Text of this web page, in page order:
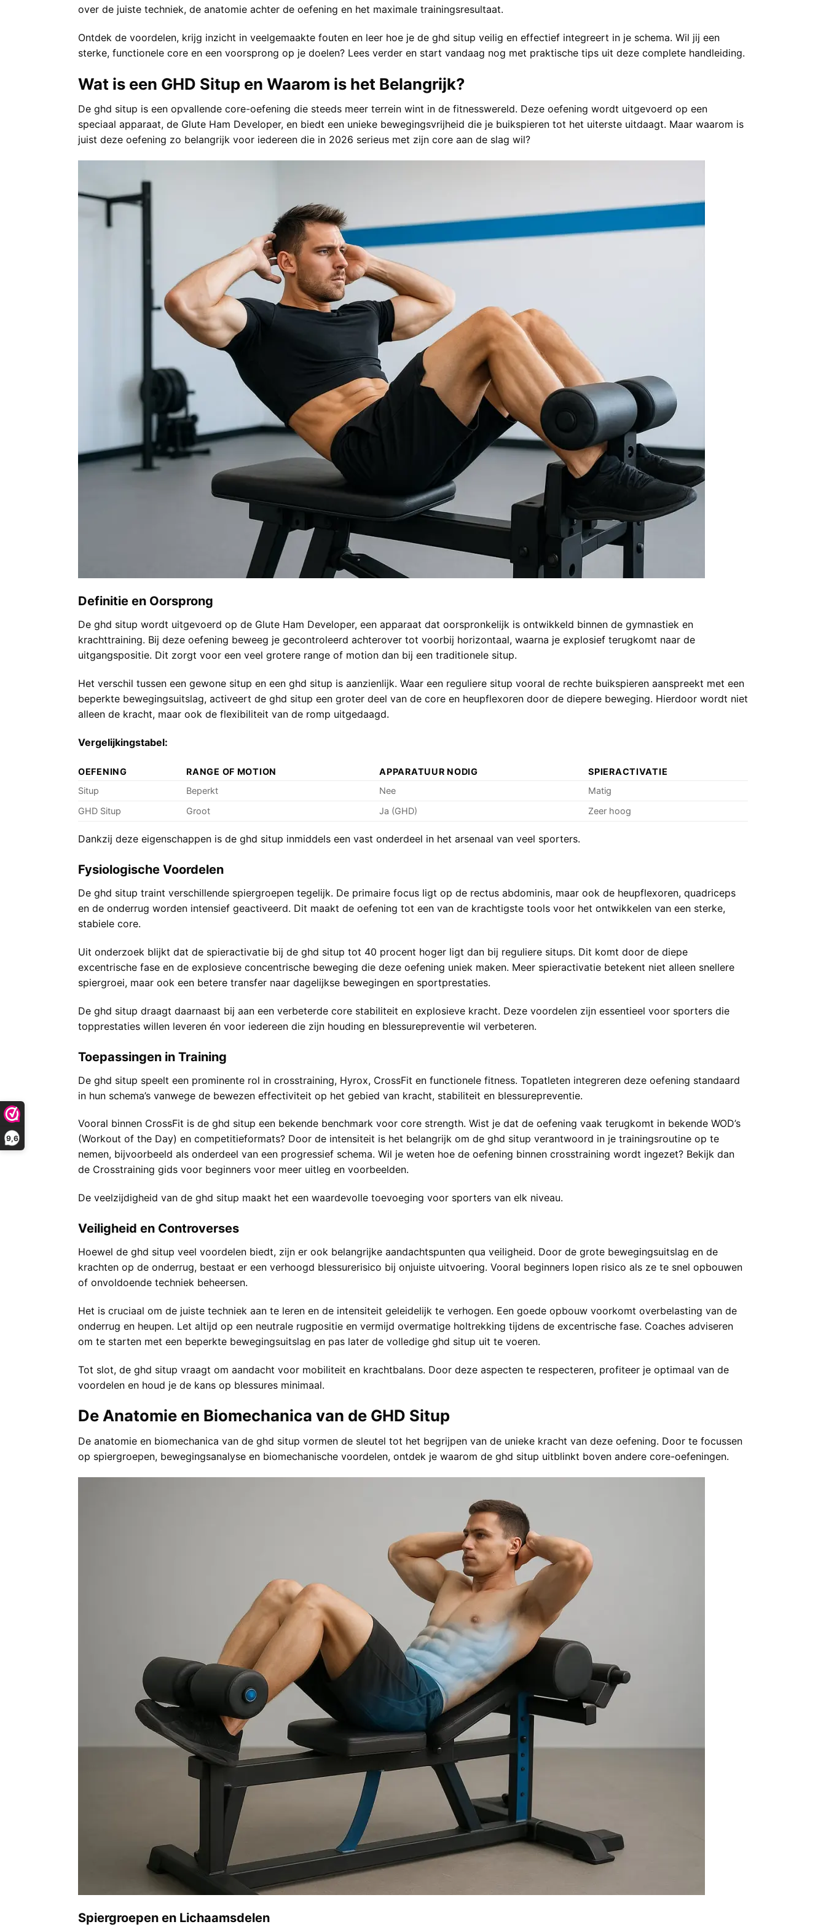
9,6
over de juiste techniek, de anatomie achter de oefening en het maximale trainingsresultaat.
Ontdek de voordelen, krijg inzicht in veelgemaakte fouten en leer hoe je de ghd situp veilig en effectief integreert in je schema. Wil jij een
sterke, functionele core en een voorsprong op je doelen? Lees verder en start vandaag nog met praktische tips uit deze complete handleiding.
Wat is een GHD Situp en Waarom is het Belangrijk?
De ghd situp is een opvallende core-oefening die steeds meer terrein wint in de fitnesswereld. Deze oefening wordt uitgevoerd op een
speciaal apparaat, de Glute Ham Developer, en biedt een unieke bewegingsvrijheid die je buikspieren tot het uiterste uitdaagt. Maar waarom is
juist deze oefening zo belangrijk voor iedereen die in 2026 serieus met zijn core aan de slag wil?
Definitie en Oorsprong
De ghd situp wordt uitgevoerd op de Glute Ham Developer, een apparaat dat oorspronkelijk is ontwikkeld binnen de gymnastiek en
krachttraining. Bij deze oefening beweeg je gecontroleerd achterover tot voorbij horizontaal, waarna je explosief terugkomt naar de
uitgangspositie. Dit zorgt voor een veel grotere range of motion dan bij een traditionele situp.
Het verschil tussen een gewone situp en een ghd situp is aanzienlijk. Waar een reguliere situp vooral de rechte buikspieren aanspreekt met een
beperkte bewegingsuitslag, activeert de ghd situp een groter deel van de core en heupflexoren door de diepere beweging. Hierdoor wordt niet
alleen de kracht, maar ook de flexibiliteit van de romp uitgedaagd.
Vergelijkingstabel:
OEFENING RANGE OF MOTION APPARATUUR NODIG
SPIERACTIVATIE
Situp
Beperkt Nee
Matig
GHD Situp
Groot Ja (GHD) Zeer hoog
Dankzij deze eigenschappen is de ghd situp inmiddels een vast onderdeel in het arsenaal van veel sporters.
Fysiologische Voordelen
De ghd situp traint verschillende spiergroepen tegelijk. De primaire focus ligt op de rectus abdominis, maar ook de heupflexoren, quadriceps
en de onderrug worden intensief geactiveerd. Dit maakt de oefening tot een van de krachtigste tools voor het ontwikkelen van een sterke,
stabiele core.
Uit onderzoek blijkt dat de spieractivatie bij de ghd situp tot 40 procent hoger ligt dan bij reguliere situps. Dit komt door de diepe
excentrische fase en de explosieve concentrische beweging die deze oefening uniek maken. Meer spieractivatie betekent niet alleen snellere
spiergroei, maar ook een betere transfer naar dagelijkse bewegingen en sportprestaties.
De ghd situp draagt daarnaast bij aan een verbeterde core stabiliteit en explosieve kracht. Deze voordelen zijn essentieel voor sporters die
topprestaties willen leveren én voor iedereen die zijn houding en blessurepreventie wil verbeteren.
Toepassingen in Training
De ghd situp speelt een prominente rol in crosstraining, Hyrox, CrossFit en functionele fitness. Topatleten integreren deze oefening standaard
in hun schema’s vanwege de bewezen effectiviteit op het gebied van kracht, stabiliteit en blessurepreventie.
Vooral binnen CrossFit is de ghd situp een bekende benchmark voor core strength. Wist je dat de oefening vaak terugkomt in bekende WOD’s
(Workout of the Day) en competitieformats? Door de intensiteit is het belangrijk om de ghd situp verantwoord in je trainingsroutine op te
nemen, bijvoorbeeld als onderdeel van een progressief schema. Wil je weten hoe de oefening binnen crosstraining wordt ingezet? Bekijk dan
de Crosstraining gids voor beginners voor meer uitleg en voorbeelden.
De veelzijdigheid van de ghd situp maakt het een waardevolle toevoeging voor sporters van elk niveau.
Veiligheid en Controverses
Hoewel de ghd situp veel voordelen biedt, zijn er ook belangrijke aandachtspunten qua veiligheid. Door de grote bewegingsuitslag en de
krachten op de onderrug, bestaat er een verhoogd blessurerisico bij onjuiste uitvoering. Vooral beginners lopen risico als ze te snel opbouwen
of onvoldoende techniek beheersen.
Het is cruciaal om de juiste techniek aan te leren en de intensiteit geleidelijk te verhogen. Een goede opbouw voorkomt overbelasting van de
onderrug en heupen. Let altijd op een neutrale rugpositie en vermijd overmatige holtrekking tijdens de excentrische fase. Coaches adviseren
om te starten met een beperkte bewegingsuitslag en pas later de volledige ghd situp uit te voeren.
Tot slot, de ghd situp vraagt om aandacht voor mobiliteit en krachtbalans. Door deze aspecten te respecteren, profiteer je optimaal van de
voordelen en houd je de kans op blessures minimaal.
De Anatomie en Biomechanica van de GHD Situp
De anatomie en biomechanica van de ghd situp vormen de sleutel tot het begrijpen van de unieke kracht van deze oefening. Door te focussen
op spiergroepen, bewegingsanalyse en biomechanische voordelen, ontdek je waarom de ghd situp uitblinkt boven andere core-oefeningen.
Spiergroepen en Lichaamsdelen